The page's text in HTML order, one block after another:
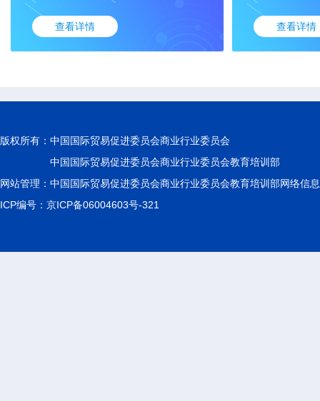
查看详情 查看详情
版权所有： 中国国际贸易促进委员会商业行业委员会
中国国际贸易促进委员会商业行业委员会教育培训部
网站管理：中国国际贸易促进委员会商业行业委员会教育培训部网络信
ICP编号：京ICP备06004603号-321